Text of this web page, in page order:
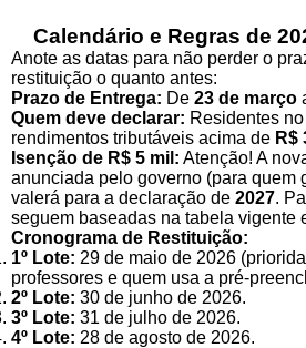
Calendário e Regras de
Anote as datas para não perder o
restituição o quanto antes:
Prazo de Entrega: De 23 de março
Quem deve declarar: Residentes
rendimentos tributáveis acima de R$
Isenção de R$ 5 mil: Atenção! A
anunciada pelo governo (para quem
valerá para a declaração de 2027.
seguem baseadas na tabela vigente
Cronograma de Restituição:
1º Lote: 29 de maio de 2026
professores e quem usa a pré-
2º Lote: 30 de junho de 2026.
3º Lote: 31 de julho de 2026.
4º Lote: 28 de agosto de 2026.